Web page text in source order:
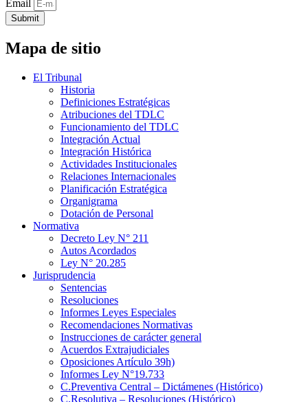
Email
Submit
Mapa de sitio
El Tribunal
Historia
Definiciones Estratégicas
Atribuciones del TDLC
Funcionamiento del TDLC
Integración Actual
Integración Histórica
Actividades Institucionales
Relaciones Internacionales
Planificación Estratégica
Organigrama
Dotación de Personal
Normativa
Decreto Ley N° 211
Autos Acordados
Ley N° 20.285
Jurisprudencia
Sentencias
Resoluciones
Informes Leyes Especiales
Recomendaciones Normativas
Instrucciones de carácter general
Acuerdos Extrajudiciales
Oposiciones Artículo 39h)
Informes Ley N°19.733
C.Preventiva Central – Dictámenes (Histórico)
C.Resolutiva – Resoluciones (Histórico)